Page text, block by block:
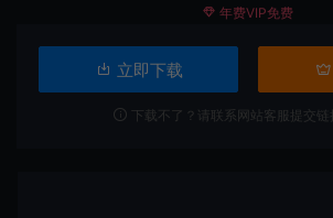
年费VIP免费
立即下载
下载不了？请联系网站客服提交链